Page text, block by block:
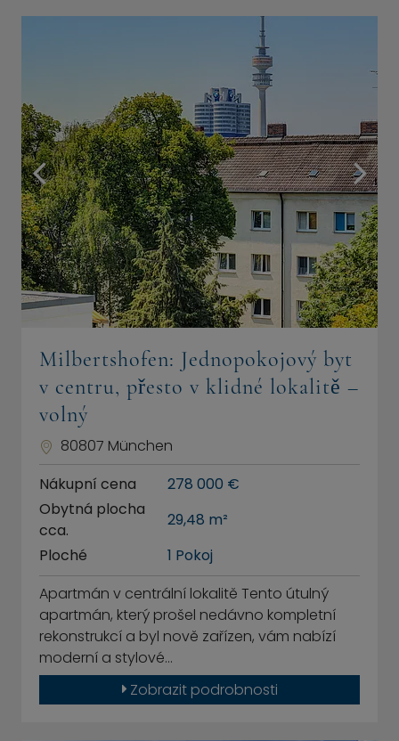
Milbertshofen: Jednopokojový byt
v centru, přesto v klidné lokalitě –
volný
80807 München
Nákupní cena
278 000 €
Obytná plocha
cca.
29,48 m²
Ploché
1 Pokoj
Apartmán v centrální lokalitě Tento útulný
apartmán, který prošel nedávno kompletní
rekonstrukcí a byl nově zařízen, vám nabízí
moderní a stylové…
Zobrazit podrobnosti